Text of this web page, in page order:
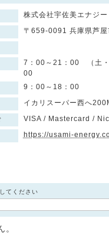
株式会社宇佐美エナジ
〒659-0091 兵庫県芦
7：00～21：00 （土・
00
9：00～18：00
イカリスーパー西へ
VISA / Mastercard /
https://usami-
てください
。